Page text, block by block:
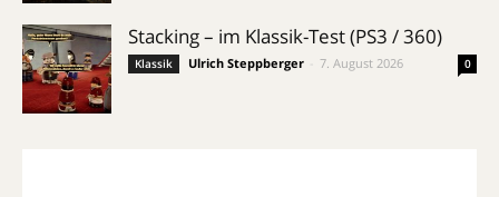
Stacking – im Klassik-Test (PS3 / 360)
Klassik Ulrich Steppberger 7. August 2026 0